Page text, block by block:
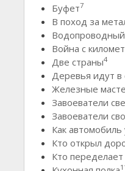
Буфет7
В поход за
Война с
Две страны4
Деревья идут в
Железные
Завоеватели
Завоеватели
Как автомобиль
Кто открыл
Кто